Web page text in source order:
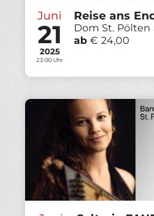
Juni
21
2025
23:00 Uhr
Reise ans
Dom St. Pölten
ab € 24,00